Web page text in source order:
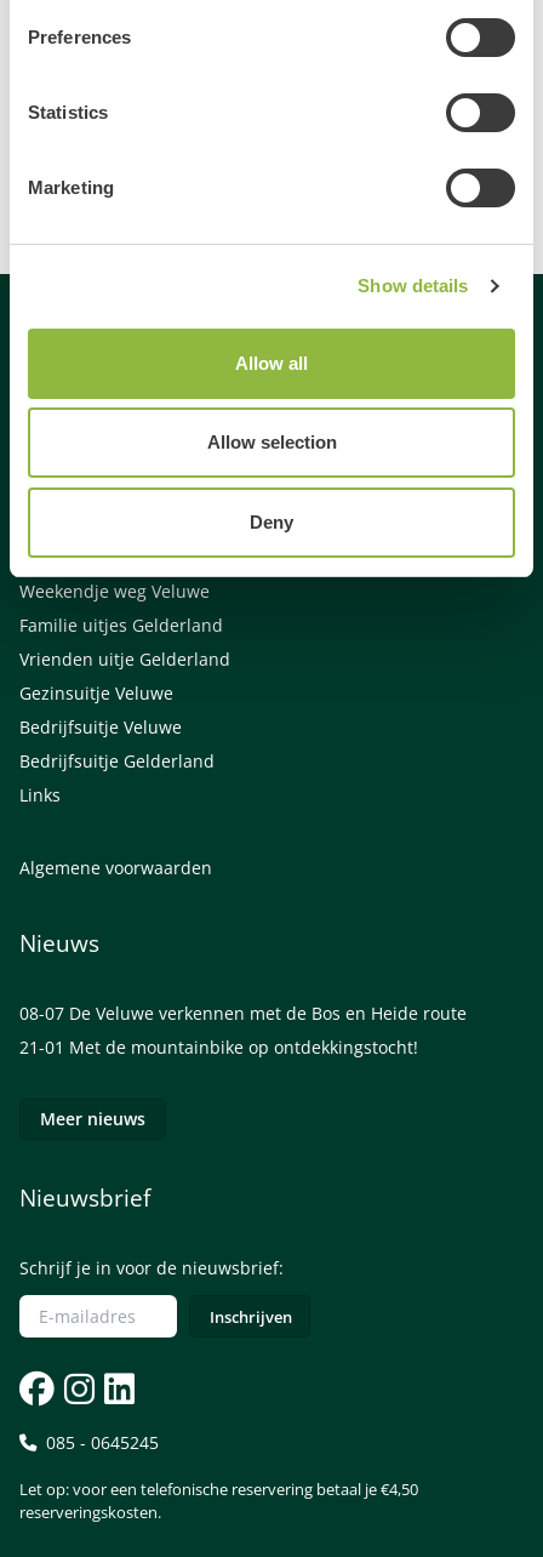
Preferences
Statistics
Marketing
Show details
Allow all
Allow selection
Deny
Delen
Activiteiten Veluwe
Weekendje weg Gelderland
Weekendje weg Veluwe
Familie uitjes Gelderland
Vrienden uitje Gelderland
Gezinsuitje Veluwe
Bedrijfsuitje Veluwe
Bedrijfsuitje Gelderland
Links
Algemene voorwaarden
Nieuws
08-07 De Veluwe verkennen met de Bos en Heide route
21-01 Met de mountainbike op ontdekkingstocht!
Meer nieuws
Nieuwsbrief
Schrijf je in voor de nieuwsbrief:
085 - 0645245
Let op: voor een telefonische reservering betaal je €4,50
reserveringskosten.